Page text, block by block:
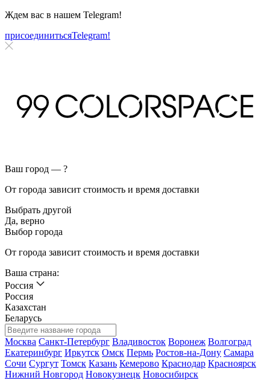
Ждем вас в нашем Telegram!
присоединитьсяTelegram!
Ваш город — ?
От города зависит стоимость и время доставки
Выбрать другой
Да, верно
Выбор города
От города зависит стоимость и время доставки
Ваша страна:
Россия
Россия
Казахстан
Беларусь
Москва Санкт-Петербург Владивосток Воронеж Волгоград
Екатеринбург Иркутск Омск Пермь Ростов-на-Дону Самара
Сочи Сургут Томск Казань Кемерово Краснодар Красноярск
Нижний Новгород Новокузнецк Новосибирск